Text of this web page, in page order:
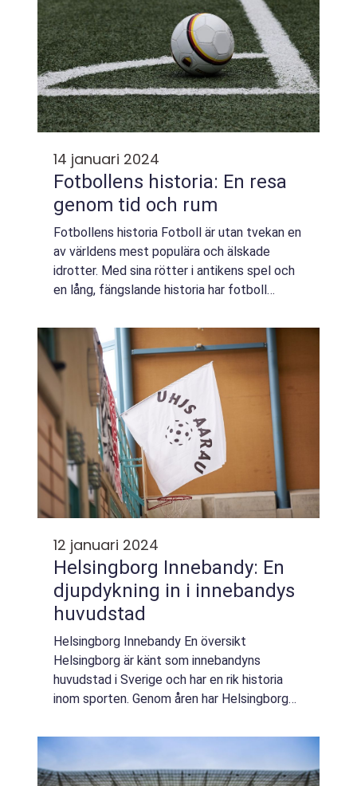
14 januari 2024
Fotbollens historia: En resa
genom tid och rum
Fotbollens historia Fotboll är utan tvekan en
av världens mest populära och älskade
idrotter. Med sina rötter i antikens spel och
en lång, fängslande historia har fotboll
samhällsutvecklingen. I denna artikel ko...
12 januari 2024
Helsingborg Innebandy: En
djupdykning in i innebandys
huvudstad
Helsingborg Innebandy En översikt
Helsingborg är känt som innebandyns
huvudstad i Sverige och har en rik historia
inom sporten. Genom åren har Helsingborg
flera framstående lag och spelare. Här ska vi
utfors...